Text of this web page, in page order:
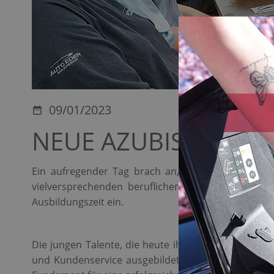
09/01/2023
NEUE AZUBIS BEI
Ein aufregender Tag brach an, als heute die
vielversprechenden beruflichen Zukunft machte.
Ausbildungszeit ein.
Die jungen Talente, die heute ihre Ausbildung bei
und Kundenservice ausgebildet. Die Ausbildung